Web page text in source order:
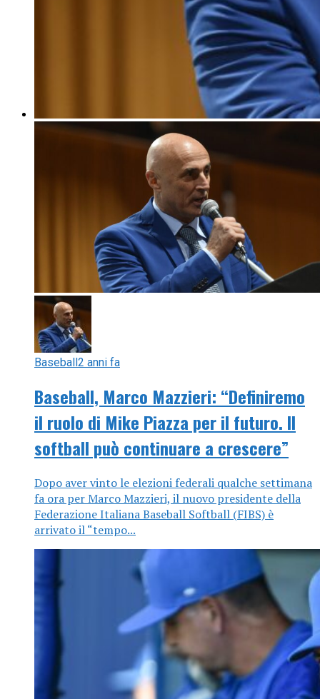
Baseball2 anni fa
Baseball, Marco Mazzieri: “Definiremo
il ruolo di Mike Piazza per il futuro. Il
softball può continuare a crescere”
Dopo aver vinto le elezioni federali qualche settimana
fa ora per Marco Mazzieri, il nuovo presidente della
Federazione Italiana Baseball Softball (FIBS) è
arrivato il “tempo...